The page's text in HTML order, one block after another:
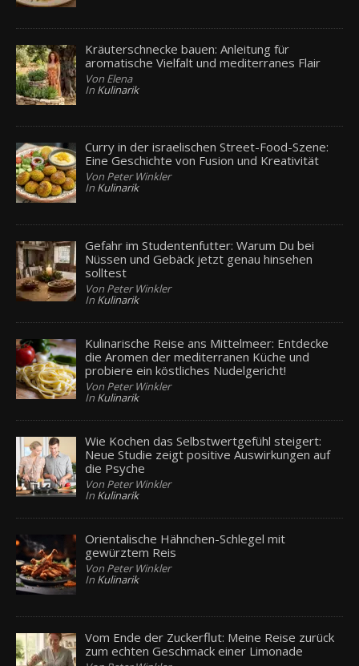
Kräuterschnecke bauen: Anleitung für
aromatische Vielfalt und mediterranes Flair
Von Elena
In Kulinarik
Curry in der israelischen Street-Food-Szene:
Eine Geschichte von Fusion und Kreativität
Von Peter Winkler
In Kulinarik
Gefahr im Studentenfutter: Warum Du bei
Nüssen und Gebäck jetzt genau hinsehen
solltest
Von Peter Winkler
In Kulinarik
Kulinarische Reise ans Mittelmeer: Entdecke
die Aromen der mediterranen Küche und
probiere ein köstliches Nudelgericht!
Von Peter Winkler
In Kulinarik
Wie Kochen das Selbstwertgefühl steigert:
Neue Studie zeigt positive Auswirkungen auf
die Psyche
Von Peter Winkler
In Kulinarik
Orientalische Hähnchen-Schlegel mit
gewürztem Reis
Von Peter Winkler
In Kulinarik
Vom Ende der Zuckerflut: Meine Reise zurück
zum echten Geschmack einer Limonade